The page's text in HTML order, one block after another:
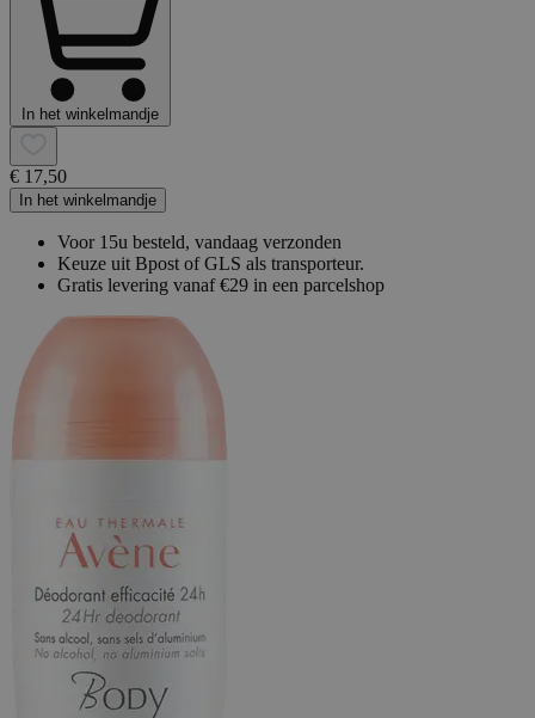
In het winkelmandje
€ 17,50
In het winkelmandje
Voor 15u besteld, vandaag verzonden
Keuze uit Bpost of GLS als transporteur.
Gratis levering vanaf €29 in een parcelshop